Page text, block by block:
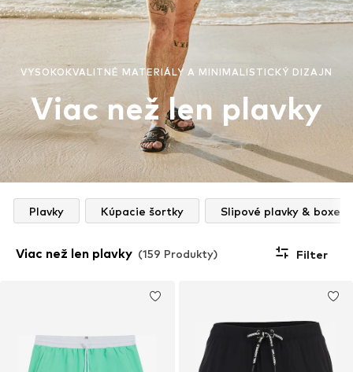
VYSOKOKVALITNÉ MATERIÁLY A MINIMALISTICKÝ DIZAJN
Viac než len plavky
Plavky Kúpacie šortky Slipové plavky &
Viac než len plavky (159 Produkty) Filter